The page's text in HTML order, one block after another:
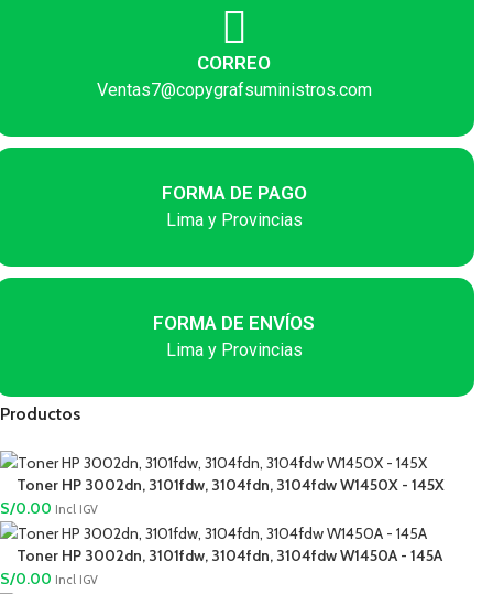
CORREO
Ventas7@copygrafsuministros.com
FORMA DE PAGO
Lima y Provincias
FORMA DE ENVÍOS
Lima y Provincias
Productos
Toner HP 3002dn, 3101fdw, 3104fdn, 3104fdw W1450X - 145X
S/0.00 Incl IGV
Toner HP 3002dn, 3101fdw, 3104fdn, 3104fdw W1450A - 145A
S/0.00 Incl IGV